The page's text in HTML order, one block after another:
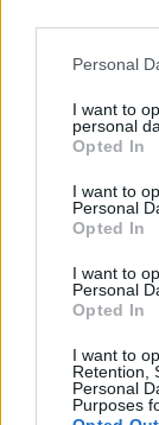
Personal
I want to
personal
Opted In
I want to
Personal
Opted In
I want to
Personal
Opted In
I want to
Retention,
Personal
Purposes
E-mail cím
LEGFRISSEBB